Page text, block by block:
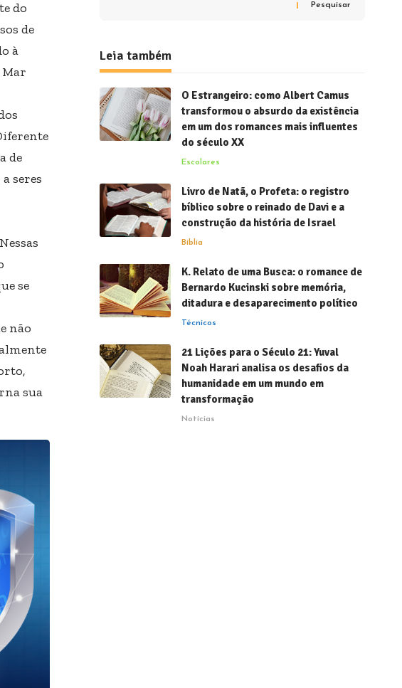
do
de
à
de
seres
se
não
sua
Pesquisar
Leia também
O Estrangeiro: como Albert Camus
transformou o absurdo da existência
em um dos romances mais influentes
do século XX
Escolares
Livro de Natã, o Profeta: o registro
bíblico sobre o reinado de Davi e a
construção da história de Israel
Bíblia
K. Relato de uma Busca: o romance de
Bernardo Kucinski sobre memória,
ditadura e desaparecimento político
Técnicos
21 Lições para o Século 21: Yuval
Noah Harari analisa os desafios da
humanidade em um mundo em
transformação
Notícias